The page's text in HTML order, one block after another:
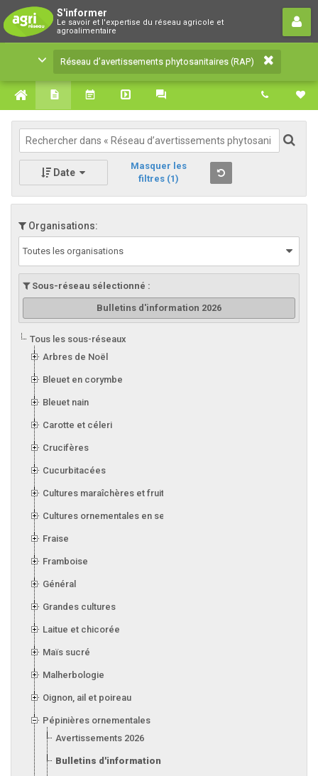
S'informer
Le savoir et l'expertise du réseau agricole et
agroalimentaire
Réseau d’avertissements
phytosanitaires (RAP)
Le savoir et l'expertise du réseau agricole et
agroalimentaire
Réseau d’avertissements phytosanitaires (RAP)
Date
Masquer les
filtres (1)
Organisations:
Toutes les organisations
Sous-réseau sélectionné :
Bulletins d'information 2026
Tous les sous-réseaux
Arbres de Noël
Bleuet en corymbe
Bleuet nain
Carotte et céleri
Crucifères
Cucurbitacées
Cultures maraîchères et fruitières en serre
Cultures ornementales en serre
Fraise
Framboise
Général
Grandes cultures
Laitue et chicorée
Maïs sucré
Malherbologie
Oignon, ail et poireau
Pépinières ornementales
Avertissements 2026
Bulletins d'information 2026